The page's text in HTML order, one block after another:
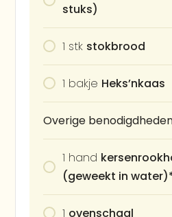
stuks)
1 stk stokbrood
1 bakje Heks’nkaas
Overige
1 hand
(geweekt in
1 ovenschaal